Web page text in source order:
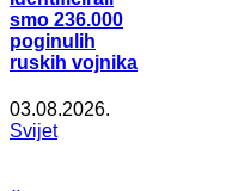
smo 236.000
poginulih
ruskih vojnika
03.08.2026.
Svijet